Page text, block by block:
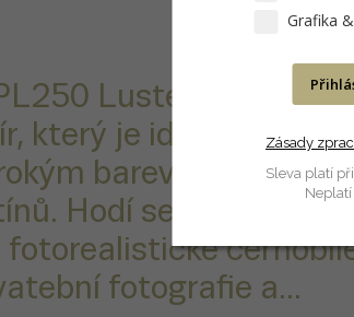
Luster je vysoce
který je ideální pro
barevným
Hodí se pro
fotografie a...
Grafika
Zásady
Sleva platí
Neplatí